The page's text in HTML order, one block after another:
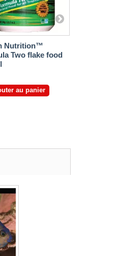
Nutrition™
Two flake food
au panier